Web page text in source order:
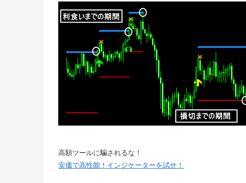
高額ツールに騙されるな！
安価で高性能！インジケーターを試せ！